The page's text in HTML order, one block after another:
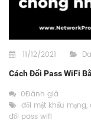
11/12/2021
Cách Đổi Pass WiFi
0Đánh giá
đổi mật khẩu mạng,
đổi pass wifi